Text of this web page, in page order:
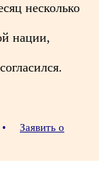
несколько
нации,
•
Заявить о